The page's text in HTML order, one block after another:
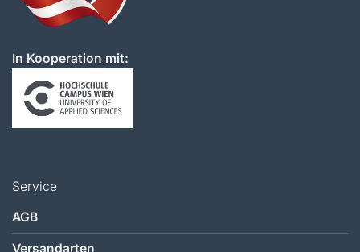
In Kooperation mit:
Service
AGB
Versandarten